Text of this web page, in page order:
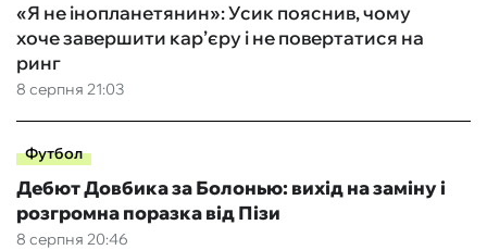
8 серпня 21:03
«Я не інопланетянин»: Усик пояснив, чому
хоче завершити кар’єру і не повертатися на
ринг
Футбол
8 серпня 20:46
Дебют Довбика за Болонью: вихід на заміну і
розгромна поразка від Пізи